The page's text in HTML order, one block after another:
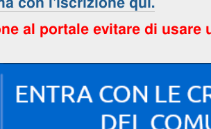
con l'iscrizione qui.
al portale evitare di usare